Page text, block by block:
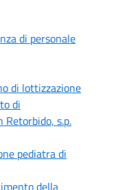
di personale
di lottizzazione
di
Retorbido, s.p.
pediatra di
della